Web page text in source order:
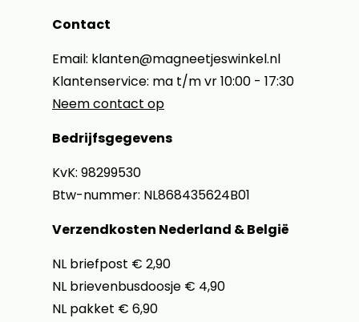
Contact
Email: klanten@magneetjeswinkel.nl
Klantenservice: ma t/m vr 10:00 - 17:30
Neem contact op
Bedrijfsgegevens
KvK: 98299530
Btw-nummer: NL868435624B01
Verzendkosten Nederland & België
NL briefpost € 2,90
NL brievenbusdoosje € 4,90
NL pakket € 6,90